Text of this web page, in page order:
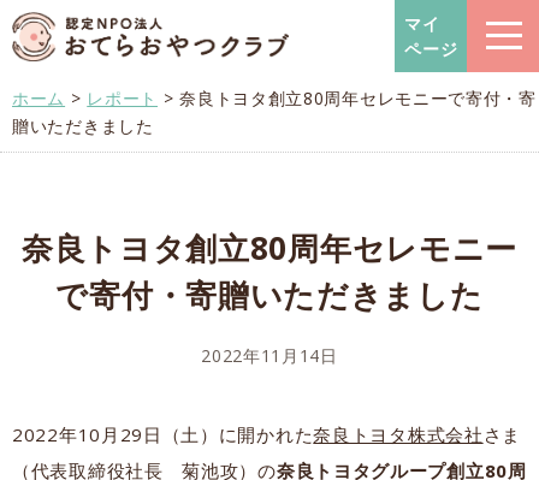
おてらおやつクラブ – たよっ
マイ
ページ
ホーム > レポート >奈良トヨタ創立80周年セレモニーで寄付・寄
贈いただきました
奈良トヨタ創立80周年セレモニー
で寄付・寄贈いただきました
2022年11月14日
2022年10月29日（土）に開かれた奈良トヨタ株式会社 さま
（代表取締役社長 菊池攻）の奈良トヨタグループ創立80周